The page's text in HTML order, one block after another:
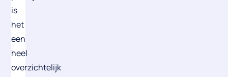
is
het
een
heel
overzichtelijk